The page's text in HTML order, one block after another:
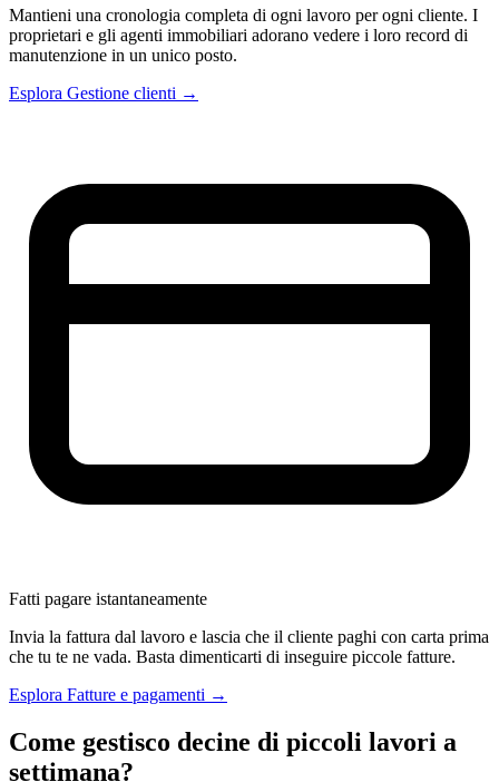
Mantieni una cronologia completa di ogni lavoro per ogni cliente. I
proprietari e gli agenti immobiliari adorano vedere i loro record di
manutenzione in un unico posto.
Esplora Gestione clienti →
Fatti pagare istantaneamente
Invia la fattura dal lavoro e lascia che il cliente paghi con carta prima
che tu te ne vada. Basta dimenticarti di inseguire piccole fatture.
Esplora Fatture e pagamenti →
Come gestisco decine di piccoli lavori a
settimana?